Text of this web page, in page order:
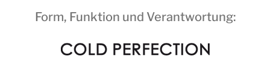
Form, Funktion und Verantwortung: